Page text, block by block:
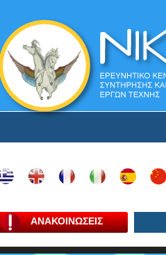
ΑΝΑΚΟΙΝΩΣΕΙΣ